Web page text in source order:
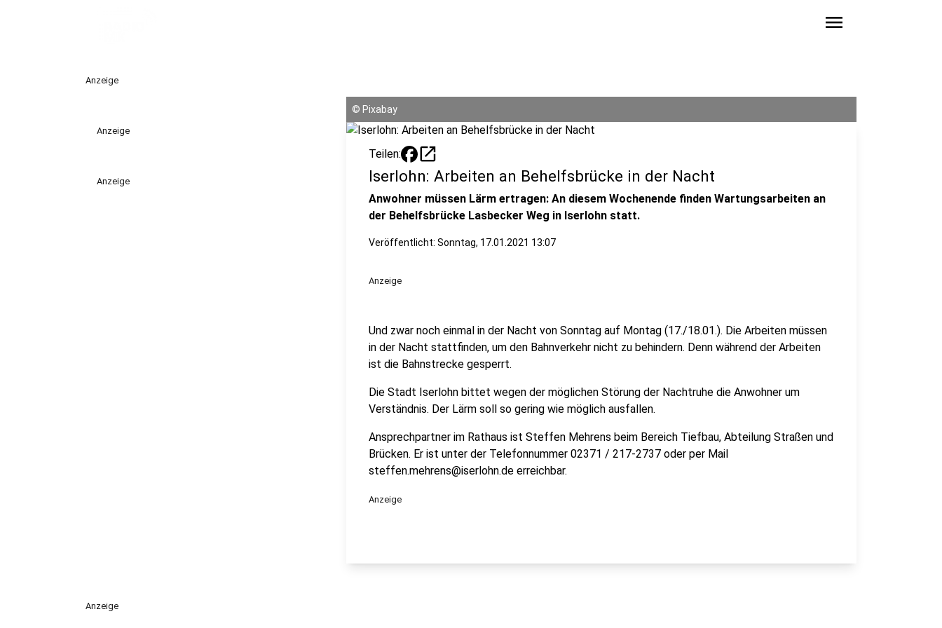
menu
Anzeige
Anzeige
Anzeige
© Pixabay
Teilen: open_in_new
Iserlohn: Arbeiten an Behelfsbrücke in der Nacht
Anwohner müssen Lärm ertragen: An diesem Wochenende finden Wartungsarbeiten an
der Behelfsbrücke Lasbecker Weg in Iserlohn statt.
Veröffentlicht: Sonntag, 17.01.2021 13:07
Anzeige
Und zwar noch einmal in der Nacht von Sonntag auf Montag (17./18.01.). Die Arbeiten müssen
in der Nacht stattfinden, um den Bahnverkehr nicht zu behindern. Denn während der Arbeiten
ist die Bahnstrecke gesperrt.
Die Stadt Iserlohn bittet wegen der möglichen Störung der Nachtruhe die Anwohner um
Verständnis. Der Lärm soll so gering wie möglich ausfallen.
Ansprechpartner im Rathaus ist Steffen Mehrens beim Bereich Tiefbau, Abteilung Straßen und
Brücken. Er ist unter der Telefonnummer 02371 / 217-2737 oder per Mail
steffen.mehrens@iserlohn.de erreichbar.
Anzeige
Anzeige